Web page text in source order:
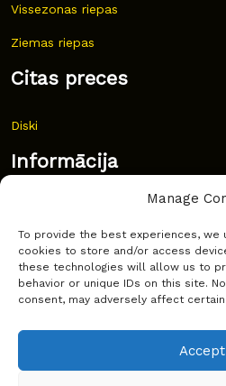
Manage
To provide the best experiences, we
cookies to store and/or access
these technologies will allow us to
behavior or unique IDs on this site.
consent, may adversely affect
Accept
Vissezonas riepas
Ziemas riepas
Citas preces
Diski
Informācija
Bieži uzdoti jautājumi
Kur pirkt?
Sīkdatņu politika